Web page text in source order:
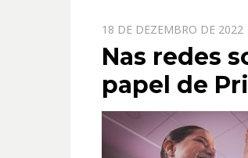
PPOSTADO
EM
18 DE DEZEMBRO DE 2022
Nas redes
papel de